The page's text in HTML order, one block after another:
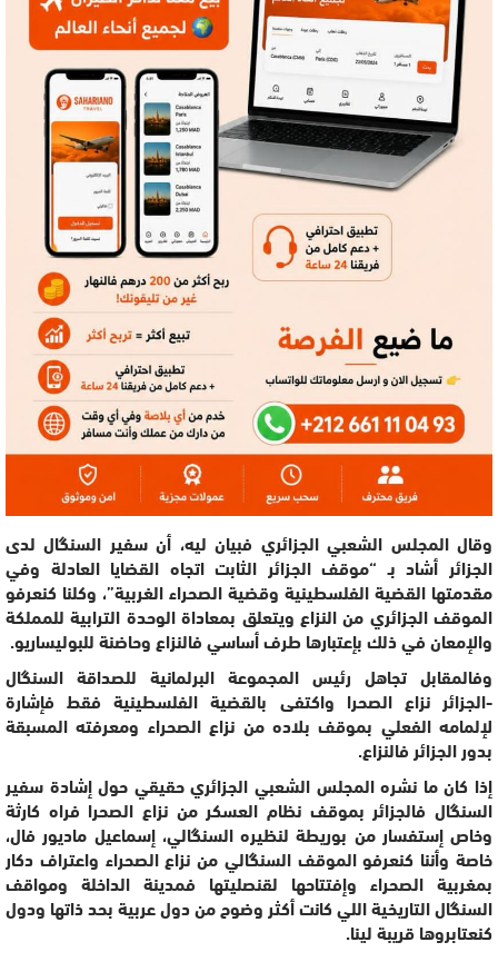
وقال المجلس الشعبي الجزائري فبيان ليه، أن سفير السنگال لدى
الجزائر أشاد بـ “موقف الجزائر الثابت اتجاه القضايا العادلة وفي
مقدمتها القضية الفلسطينية وقضية الصحراء الغربية”، وكلنا كنعرفو
الموقف الجزائري من النزاع ويتعلق بمعاداة الوحدة الترابية للمملكة
والإمعان في ذلك بإعتبارها طرف أساسي فالنزاع وحاضنة للبوليساريو.
وفالمقابل تجاهل رئيس المجموعة البرلمانية للصداقة السنگال
-الجزائر نزاع الصحرا واكتفى بالقضية الفلسطينية فقط فإشارة
لإلمامه الفعلي بموقف بلاده من نزاع الصحراء ومعرفته المسبقة
بدور الجزائر فالنزاع.
إذا كان ما نشره المجلس الشعبي الجزائري حقيقي حول إشادة سفير
السنگال فالجزائر بموقف نظام العسكر من نزاع الصحرا فراه كارثة
وخاص إستفسار من بوريطة لنظيره السنگالي، إسماعيل ماديور فال،
خاصة وأننا كنعرفو الموقف السنگالي من نزاع الصحراء واعتراف دكار
بمغربية الصحراء وإفتتاحها لقنصليتها فمدينة الداخلة ومواقف
السنگال التاريخية اللي كانت أكثر وضوح من دول عربية بحد ذاتها ودول
كنعتابروها قريبة لينا.